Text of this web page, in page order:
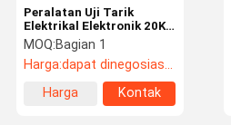
Peralatan Uji Tarik
Elektrikal Elektronik 20KN
Komputerisasi 1kg - 100T
MOQ:Bagian 1
Harga:dapat dinegosiasikan
Harga
Kontak